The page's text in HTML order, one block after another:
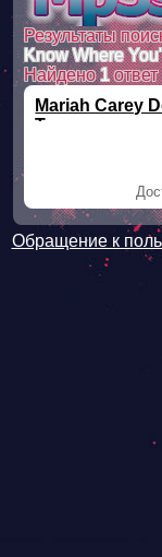
Результаты
Know Where
Найдено1ответ
Mariah Carey
To
Обращение к